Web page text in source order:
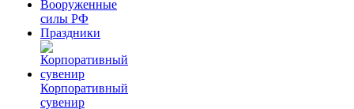
Вооруженные
силы РФ
Праздники
Корпоративный
сувенир